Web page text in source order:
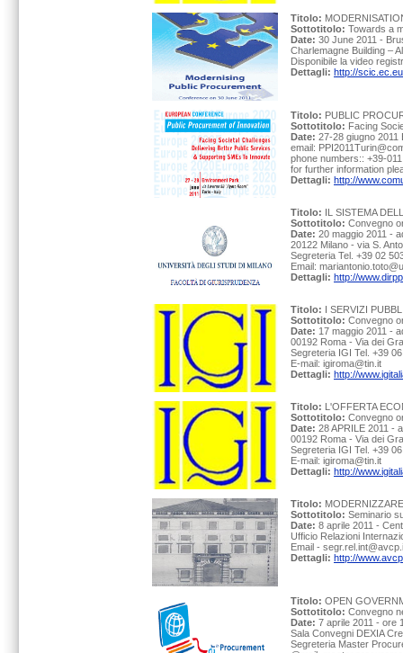
Titolo:
Sottotitolo: Towards a
Date: 30 June 2011 -
Charlemagne Building –
Disponibile la video
Dettagli: http://
Titolo: PUBLIC
Sottotitolo: Facing
Date: 27-28 giugno 2011
email:
phone numbers:: +39-
for further information
Dettagli: http://
Titolo: IL SISTEMA
Sottotitolo: Convegno
Date: 20 maggio 2011 -
20122 Milano - via S.
Segreteria Tel. +39 02
Email:
Dettagli: http://
Titolo: I SERVIZI
Sottotitolo: Convegno
Date: 17 maggio 2011 -
00192 Roma - Via dei
Segreteria IGI Tel. +39
E-mail: igiroma@tin.it
Dettagli: http://
Titolo: L'OFFERTA
Sottotitolo: Convegno
Date: 28 APRILE 2011 -
00192 Roma - Via dei
Segreteria IGI Tel. +39
E-mail: igiroma@tin.it
Dettagli: http://
Titolo:
Sottotitolo: Seminario
Date: 8 aprile 2011 -
Ufficio Relazioni
Email -
Dettagli: http://
Titolo: OPEN
Sottotitolo: Convegno
Date: 7 aprile 2011 - ore
Sala Convegni DEXIA
Segreteria Master